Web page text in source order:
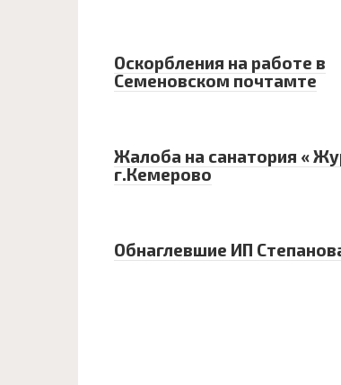
Оскорбления на работе в
Семеновском почтамте
Жалоба на санатория «
г.Кемерово
Обнаглевшие ИП